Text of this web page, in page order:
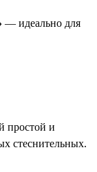
— идеально для
простой и
стеснительных.